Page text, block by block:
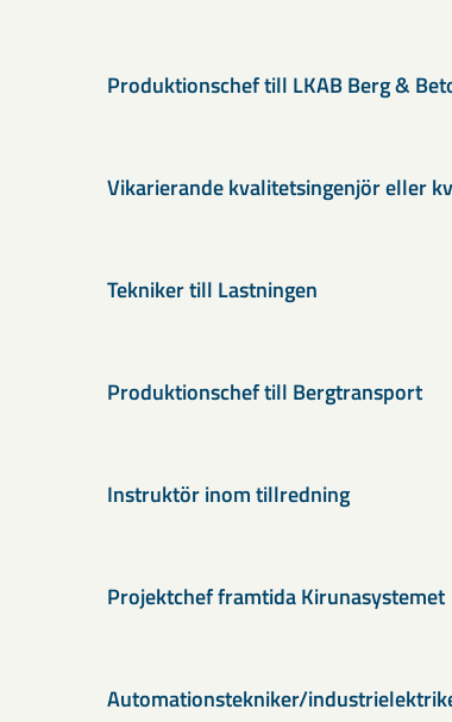
Produktionschef till LKAB Berg &
Vikarierande kvalitetsingenjör eller
Tekniker till Lastningen
Produktionschef till Bergtransport
Instruktör inom tillredning
Projektchef framtida Kirunasystemet
Automationstekniker/